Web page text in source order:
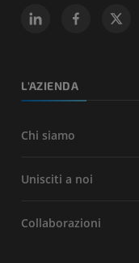
L'AZIENDA
Chi siamo
Unisciti a noi
Collaborazioni